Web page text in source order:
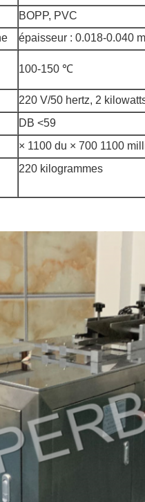
BOPP, PVC
épaisseur : 0.018-0.040
100-150 ℃
220 V/50 hertz, 2
DB <59
× 1100 du × 700 1100
220 kilogrammes